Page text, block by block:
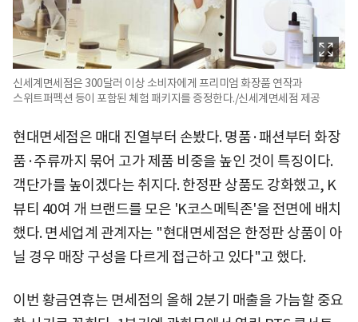
신세계면세점은 300달러 이상 소비자에게 프리미엄 화장품 연작과
스위트퍼펙션 등이 포함된 체험 패키지를 증정한다./신세계면세점 제공
현대면세점은 매대 진열부터 손봤다. 명품·패션부터 화장
품·주류까지 묶어 고가 제품 비중을 높인 것이 특징이다.
객단가를 높이겠다는 취지다. 한정판 상품도 강화했고, K
뷰티 40여 개 브랜드를 모은 'K코스메틱존'을 전면에 배치
했다. 면세업계 관계자는 "현대면세점은 한정판 상품이 아
닐 경우 매장 구성을 다르게 접근하고 있다"고 했다.
이번 황금연휴는 면세점의 올해 2분기 매출을 가늠할 중요